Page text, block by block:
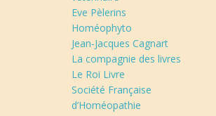
Eve Pèlerins
Homéophyto
Jean-Jacques Cagnart
La compagnie des livres
Le Roi Livre
Société Française
d’Homéopathie